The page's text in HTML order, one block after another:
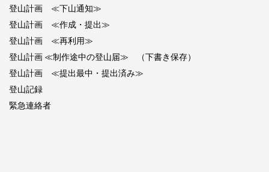
登山計画 ≪下山通知≫
登山計画 ≪作成・提出≫
登山計画 ≪再利用≫
登山計画 ≪制作途中の登山届≫ （下書き保存）
登山計画 ≪提出最中・提出済み≫
登山記録
緊急連絡者